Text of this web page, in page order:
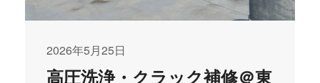
2026年5月25日
高圧洗浄・クラック補修＠東